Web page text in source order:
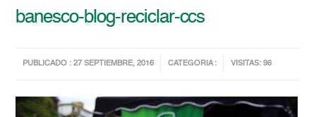
banesco-blog-reciclar-ccs
PUBLICADO : 27 SEPTIEMBRE, 2016 CATEGORIA : VISITAS: 96